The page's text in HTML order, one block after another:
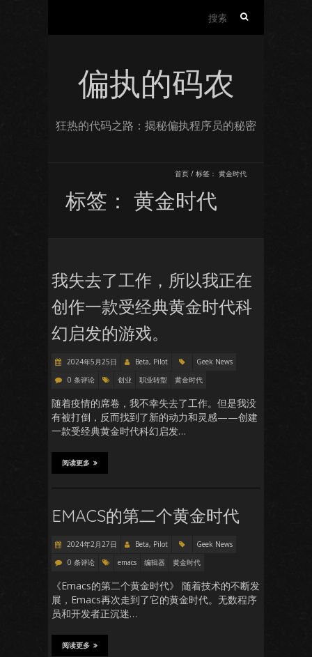
偏执的码农
狂热的代码之路：揭秘偏执程序员的秘密
首页 / 标签： 黄金时代
标签： 黄金时代
我失去了工作，所以我正在
创作一款受经典黄金时代科
幻启发的游戏。
2024年5月25日 Beta, Pilot
Geek News
0 条评论
创业 职业转型 黄金时代
随着疫情的席卷，我不幸失去了工作。但是我没
有被打倒，反而找到了新的动力和灵感——创建
一款受经典黄金时代科幻启发…
阅读更多
EMACS的第二个黄金时代
2024年2月27日 Beta, Pilot
Geek News
0 条评论
emacs 编辑器 黄金时代
《Emacs的第二个黄金时代》 随着技术的不断发
展，Emacs再次走到了它的黄金时代。无数程序
员和开发者正沉迷…
阅读更多